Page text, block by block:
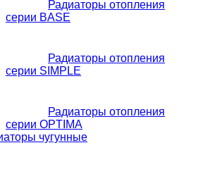
Радиаторы отопления
серии BASE
Радиаторы отопления
серии SIMPLE
Радиаторы отопления
серии OPTIMA
чугунные